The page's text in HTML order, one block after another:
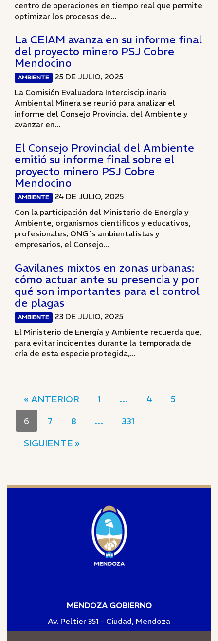
centro de operaciones en tiempo real que permite
optimizar los procesos de...
La CEIAM avanza en su informe final
del proyecto minero PSJ Cobre
Mendocino
AMBIENTE
25 DE JULIO, 2025
La Comisión Evaluadora Interdisciplinaria
Ambiental Minera se reunió para analizar el
informe del Consejo Provincial del Ambiente y
avanzar en...
El Consejo Provincial del Ambiente
emitió su informe final sobre el
proyecto minero PSJ Cobre
Mendocino
AMBIENTE
24 DE JULIO, 2025
Con la participación del Ministerio de Energía y
Ambiente, organismos científicos y educativos,
profesionales, ONG´s ambientalistas y
empresarios, el Consejo...
Gavilanes mixtos en zonas urbanas:
cómo actuar ante su presencia y por
qué son importantes para el control
de plagas
AMBIENTE
23 DE JULIO, 2025
El Ministerio de Energía y Ambiente recuerda que,
para evitar incidentes durante la temporada de
cría de esta especie protegida,...
« ANTERIOR 1 … 4
5
6
7 8 …
331
SIGUIENTE »
MENDOZA GOBIERNO
Av. Peltier 351 - Ciudad, Mendoza